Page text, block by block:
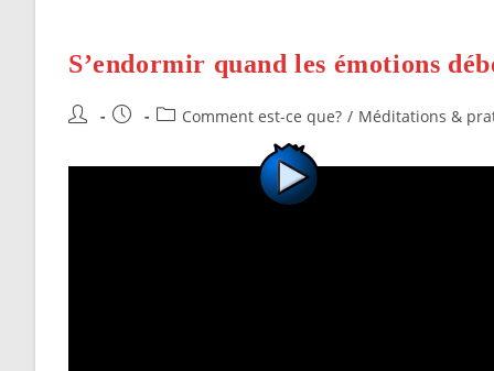
S’endormir quand les émotions
Auteur/autrice
la
Publication
PostComment est-ce que? / Méditations &